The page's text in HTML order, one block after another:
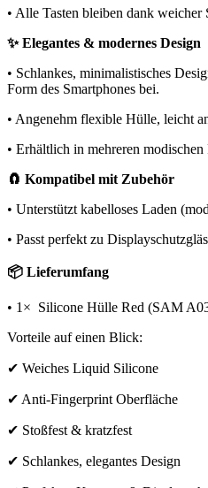
• Alle Tasten bleiben dank
✨ Elegantes & modernes Design
• Schlankes, minimalistisches
Form des Smartphones bei.
• Angenehm flexible Hülle, leicht
• Erhältlich in mehreren
🧲 Kompatibel mit Zubehör
• Unterstützt kabelloses Laden
• Passt perfekt zu
📦 Lieferumfang
• 1× Silicone Hülle Red (SAM
Vorteile auf einen Blick:
✔ Weiches Liquid Silicone
✔ Anti-Fingerprint Oberfläche
✔ Stoßfest & kratzfest
✔ Schlankes, elegantes Design